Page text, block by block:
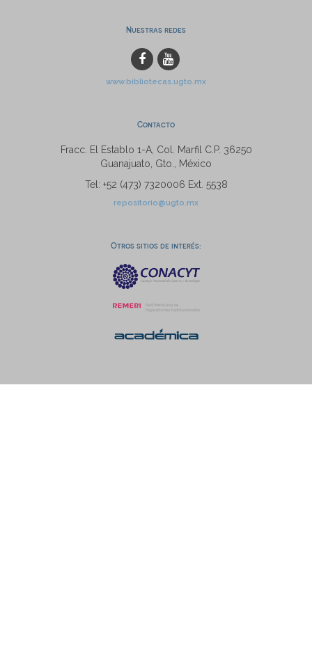
Nuestras redes
www.bibliotecas.ugto.mx
Contacto
Fracc. El Establo 1-A, Col. Marfil C.P. 36250
Guanajuato, Gto., México
Tel: +52 (473) 7320006 Ext. 5538
repositorio@ugto.mx
Otros sitios de interés: